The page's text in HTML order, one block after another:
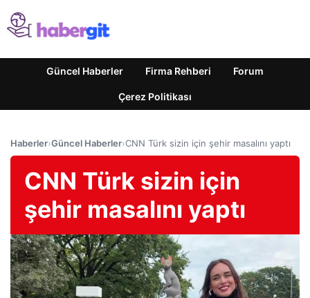
Güncel Haberler Firma Rehberi Forum
Çerez Politikası
Haberler›Güncel Haberler›CNN Türk sizin için şehir masalını yaptı
CNN Türk sizin için
şehir masalını yaptı